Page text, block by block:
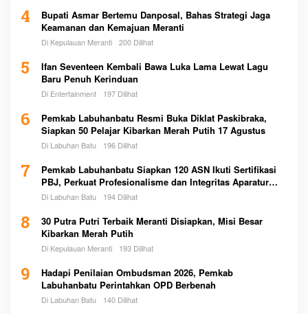
4
Bupati Asmar Bertemu Danposal, Bahas Strategi Jaga
Keamanan dan Kemajuan Meranti
Di Kepulauan Meranti 200 Dilihat
5
Ifan Seventeen Kembali Bawa Luka Lama Lewat Lagu
Baru Penuh Kerinduan
Di Entertainment 197 Dilihat
6
Pemkab Labuhanbatu Resmi Buka Diklat Paskibraka,
Siapkan 50 Pelajar Kibarkan Merah Putih 17 Agustus
Di Labuhan Batu 196 Dilihat
7
Pemkab Labuhanbatu Siapkan 120 ASN Ikuti Sertifikasi
PBJ, Perkuat Profesionalisme dan Integritas Aparatur
Pemerintah
Di Labuhan Batu 194 Dilihat
8
30 Putra Putri Terbaik Meranti Disiapkan, Misi Besar
Kibarkan Merah Putih
Di Kepulauan Meranti 193 Dilihat
9
Hadapi Penilaian Ombudsman 2026, Pemkab
Labuhanbatu Perintahkan OPD Berbenah
Di Labuhan Batu 140 Dilihat